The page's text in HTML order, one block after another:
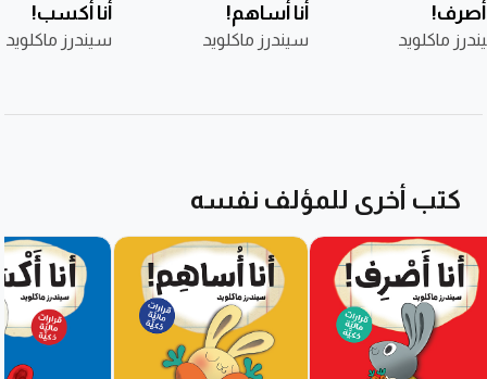
أصرف!
ماكلويد
أنا أساهم!
سيندرز ماكلويد
أنا أكسب!
سيندرز ماكلويد
كتب أخرى للمؤلف نفسه